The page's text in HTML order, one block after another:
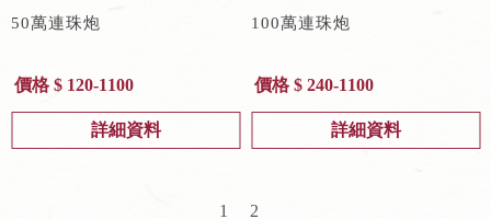
50萬連珠炮
價格 $ 120-1100
詳細資料
100萬連珠炮
價格 $ 240-1100
詳細資料
1 2